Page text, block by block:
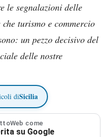
le segnalazioni delle
turismo e commercio
un pezzo decisivo del
delle nostre
diSicilia
come
su Google